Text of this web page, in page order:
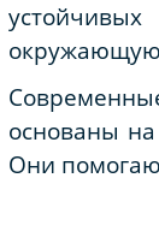
окружающую
основаны
Они